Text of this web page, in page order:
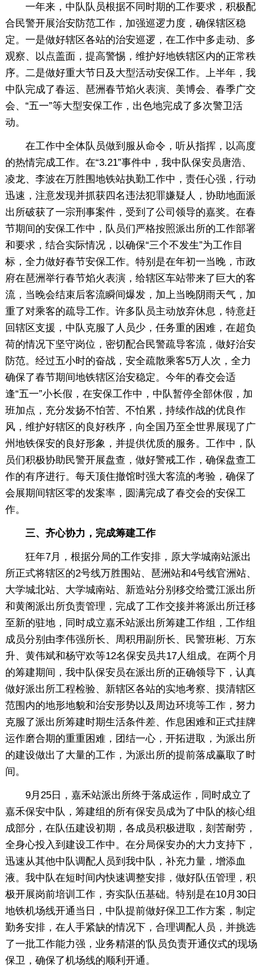
一年来，中队队员根据不同时期的工作要求，积极配
合民警开展治安防范工作，加强巡逻力度，确保辖区稳
定。一是做好辖区各站的治安巡逻，在工作中多走动、多
观察、以点盖面，提高警惕，维护好地铁辖区内的正常秩
序。二是做好重大节日及大型活动安保工作。上半年，我
中队完成了春运、琶洲春节焰火表演、美博会、春季广交
会、“五一”等大型安保工作，出色地完成了多次警卫活
动。
在工作中全体队员做到服从命令，听从指挥，以高度
的热情完成工作。在“3.21”事件中，我中队保安员唐浩、
凌龙、李波在万胜围地铁站执勤工作中，责任心强，行动
迅速，注意发现并抓获四名违法犯罪嫌疑人，协助地面派
出所破获了一宗刑事案件，受到了公司领导的嘉奖。在春
节期间的安保工作中，队员们严格按照派出所的工作部署
和要求，结合实际情况，以确保“三个不发生”为工作目
标，全力做好春节安保工作。特别是在年初一当晚，市政
府在琶洲举行春节焰火表演，给辖区车站带来了巨大的客
流，当晚会结束后客流瞬间爆发，加上当晚阴雨天气，加
重了对乘客的疏导工作。许多队员主动放弃休息，特意赶
回辖区支援，中队克服了人员少，任务重的困难，在超负
荷的情况下坚守岗位，密切配合民警疏导客流，做好治安
防范。经过五小时的奋战，安全疏散乘客5万人次，全力
确保了春节期间地铁辖区治安稳定。今年的春交会适
逢“五一”小长假，在安保工作中，中队暂停全部休假，加
班加点，充分发扬不怕苦、不怕累，持续作战的优良作
风，维护好辖区的良好秩序，向全国乃至全世界展现了广
州地铁保安的良好形象，并提供优质的服务。工作中，队
员们积极协助民警开展盘查，做好警戒工作，确保盘查工
作的有序进行。每天顶住撤馆时强大客流的考验，确保了
会展期间辖区零的发案率，圆满完成了春交会的安保工
作。
三、齐心协力，完成筹建工作
狂年7月，根据分局的工作安排，原大学城南站派出
所正式将辖区的2号线万胜围站、琶洲站和4号线官洲站、
大学城北站、大学城南站、新造站分别移交给鹭江派出所
和黄阁派出所负责管理，完成了工作交接并将派出所迁移
至新的驻地，同时成立嘉禾站派出所筹建工作组，工作组
成员分别由李伟强所长、周积用副所长、民警班彬、万东
升、黄伟斌和杨守欢等12名保安员共17人组成。在两个月
的筹建期间，我中队保安员在派出所的正确领导下，认真
做好派出所工程检验、新辖区各站的实地考察、摸清辖区
范围内的地形地貌和治安形势以及周边环境等工作，努力
克服了派出所筹建时期生活条件差、作息困难和正式挂牌
运作磨合期的重重困难，团结一心，开拓进取，为派出所
的建设做出了大量的工作，为派出所的提前落成赢取了时
间。
9月25日，嘉禾站派出所终于落成运作，同时成立了
嘉禾保安中队，筹建组的所有保安员成为了中队的核心组
成部分，在队伍建设初期，各成员积极进取，刻苦耐劳，
全身心投入到建设工作中。在分局保安办的大力支持下，
迅速从其他中队调配人员到我中队，补充力量，增添血
液。我中队在短时间内快速调整安排，做好队伍管理，积
极开展岗前培训工作，夯实队伍基础。特别是在10月30日
地铁机场线开通当日，中队提前做好保卫工作方案，制定
勤务安排，在人手紧缺的情况下，合理调配人员，并挑选
了一批工作能力强，业务精湛的'队员负责开通仪式的现场
保卫，确保了机场线的顺利开通。